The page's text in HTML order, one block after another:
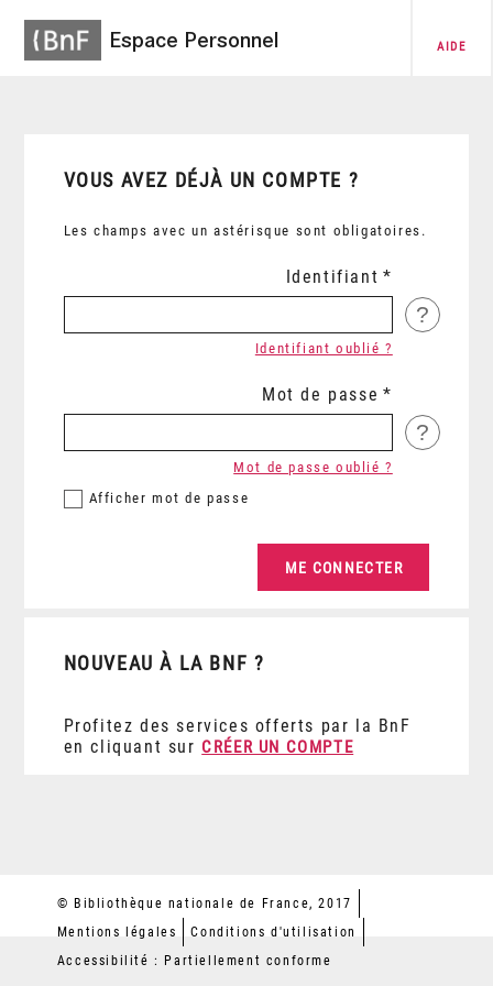
Espace Personnel AIDE
VOUS AVEZ DÉJÀ UN COMPTE ?
Les champs avec un astérisque sont obligatoires.
Identifiant
?
Identifiant oublié ?
Mot de passe
?
Afficher mot de passe
Mot de passe oublié ?
NOUVEAU À LA BNF ?
Profitez des services offerts par la BnF
en cliquant sur CRÉER UN COMPTE
© Bibliothèque nationale de France, 2017
Mentions légales
Conditions d'utilisation
Accessibilité : Partiellement conforme